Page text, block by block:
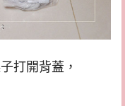
打開背蓋，